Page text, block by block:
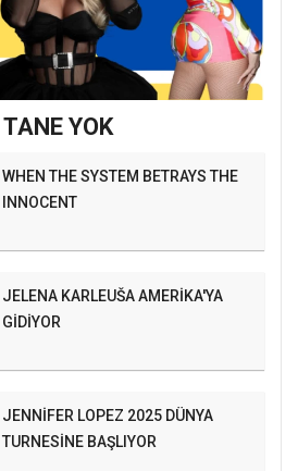
YOK
WHEN THE SYSTEM BETRAYS THE
INNOCENT
JELENA KARLEUŠA AMERİKA'YA
GİDİYOR
JENNİFER LOPEZ 2025 DÜNYA
TURNESİNE BAŞLIYOR